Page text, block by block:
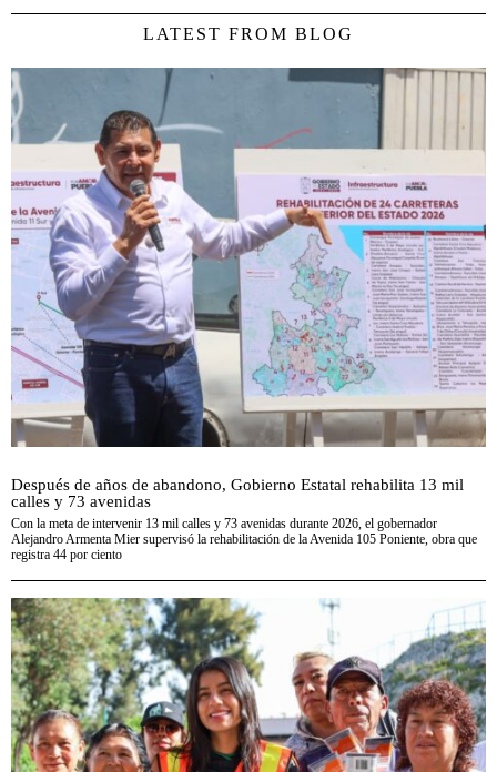
LATEST FROM BLOG
Después de años de abandono, Gobierno Estatal rehabilita 13 mil
calles y 73 avenidas
Con la meta de intervenir 13 mil calles y 73 avenidas durante 2026, el gobernador
Alejandro Armenta Mier supervisó la rehabilitación de la Avenida 105 Poniente, obra que
registra 44 por ciento